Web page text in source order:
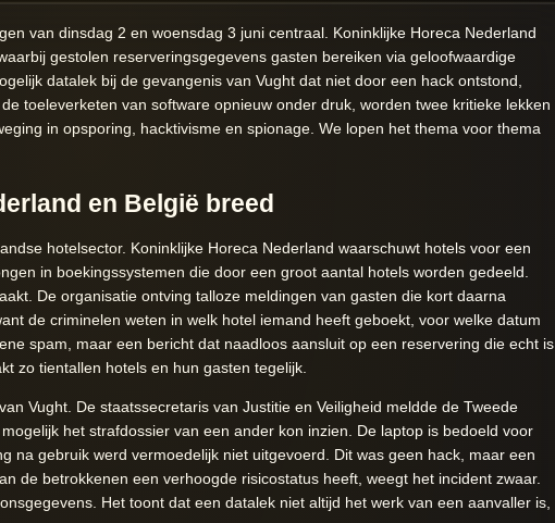
van dinsdag 2 en woensdag 3 juni centraal. Koninklijke Horeca Nederland
gestolen reserveringsgegevens gasten bereiken via geloofwaardige
datalek bij de gevangenis van Vught dat niet door een hack ontstond,
toeleverketen van software opnieuw onder druk, worden twee kritieke lekken
in opsporing, hacktivisme en spionage. We lopen het thema voor thema
en België breed
hotelsector. Koninklijke Horeca Nederland waarschuwt hotels voor een
in boekingssystemen die door een groot aantal hotels worden gedeeld.
De organisatie ontving talloze meldingen van gasten die kort daarna
de criminelen weten in welk hotel iemand heeft geboekt, voor welke datum
spam, maar een bericht dat naadloos aansluit op een reservering die echt is
zo tientallen hotels en hun gasten tegelijk.
Vught. De staatssecretaris van Justitie en Veiligheid meldde de Tweede
het strafdossier van een ander kon inzien. De laptop is bedoeld voor
na gebruik werd vermoedelijk niet uitgevoerd. Dit was geen hack, maar een
de betrokkenen een verhoogde risicostatus heeft, weegt het incident zwaar.
Het toont dat een datalek niet altijd het werk van een aanvaller is,